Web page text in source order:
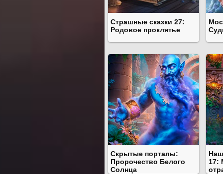
Страшные сказки 27:
Родовое проклятье
Скрытые порталы:
Пророчество Белого
Солнца
17: